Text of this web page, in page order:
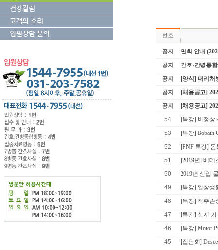
건강칼럼
고객의 소리
입원상담 문의
번호
공지
면회 안내
공지
간호·간병통
공지
[양식] 대리처
공지
[채용공고]
공지
[채용공고]
54
[특강] 비정상
53
[특강] Bobath
52
[PNF 특강]
51
[2019년] 베데
50
2019년 신입
49
[특강] 일상생
48
[특강] 척추손
47
[특강] 상지 기
46
[특강] Motor
45
[집담회]